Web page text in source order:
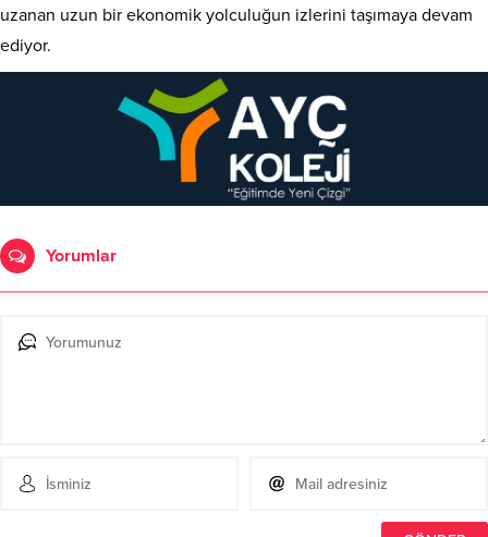
uzanan uzun bir ekonomik yolculuğun izlerini taşımaya devam
ediyor.
Yorumlar